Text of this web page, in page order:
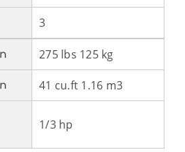
3
275 lbs 125 kg
41 cu.ft 1.16 m3
1/3 hp